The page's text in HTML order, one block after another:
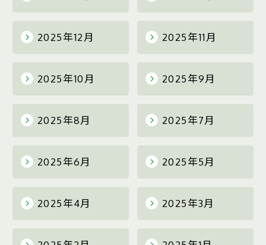
2025年12月 2025年11月
2025年10月 2025年9月
2025年8月 2025年7月
2025年6月 2025年5月
2025年4月 2025年3月